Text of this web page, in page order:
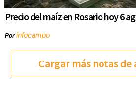
Precio del maíz en Rosario hoy 6
Porinfocampo
Cargar más notas